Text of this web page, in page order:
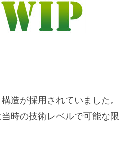
造が採用されていました。
時の技術レベルで可能な限